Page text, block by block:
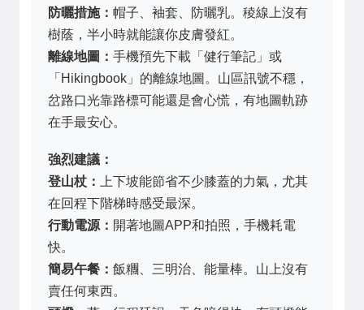
防曬措施： 帽子、袖套、防曬乳。稜線上沒有
樹蔭，半小時就能讓你皮膚發紅。
離線地圖： 手機預先下載「健行筆記」或
「Hikingbook」的離線地圖。山區訊號不穩，
岔路口光靠路標可能還是會心慌，有地圖軌跡
在手最安心。
強烈建議：
登山杖：
上下坡能節省不少膝蓋的力氣，尤其
在回程下階梯時感受最深。
行動電源： 開著地圖APP和拍照，手機耗電
快。
簡易午餐： 飯糰、三明治、能量棒。山上沒有
賣任何東西。